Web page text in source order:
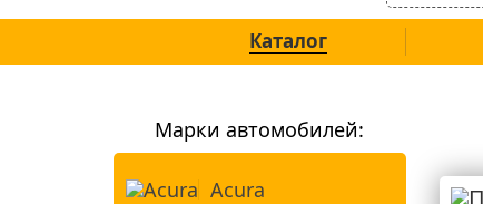
Каталог
Марки автомобилей:
Acura